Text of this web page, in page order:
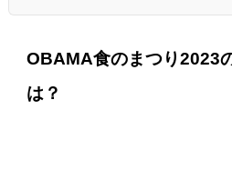
OBAMA食のまつり2023
は？